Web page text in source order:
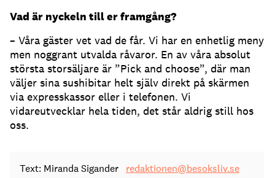
Vad är nyckeln till er framgång?
– Våra gäster vet vad de får. Vi har en enhetlig meny
men noggrant utvalda råvaror. En av våra absolut
största storsäljare är ”Pick and choose”, där man
väljer sina sushibitar helt själv direkt på skärmen
via expresskassor eller i telefonen. Vi
vidareutvecklar hela tiden, det står aldrig still hos
oss.
Text: Miranda Sigander redaktionen@besoksliv.se